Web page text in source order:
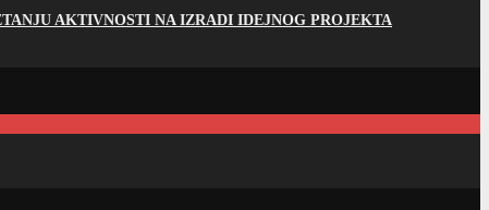
AKTIVNOSTI NA IZRADI IDEJNOG PROJEKTA